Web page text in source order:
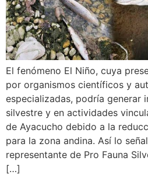
El fenómeno El Niño, cuya
por organismos científicos y
especializadas, podría generar
silvestre y en actividades
de Ayacucho debido a la
para la zona andina. Así lo
representante de Pro Fauna
[…]